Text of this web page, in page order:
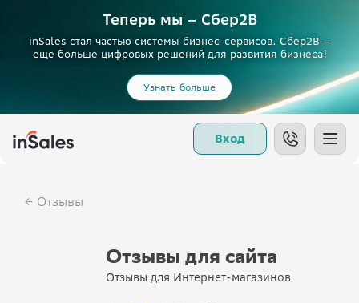
Теперь мы – Сбер2B
inSales стал частью системы бизнес-сервисов. Сбер2В –
еще больше цифровых решений для развития бизнеса!
Узнать больше
Вход
Отзывы
Отзывы для сайта
Отзывы для Интернет-магазинов